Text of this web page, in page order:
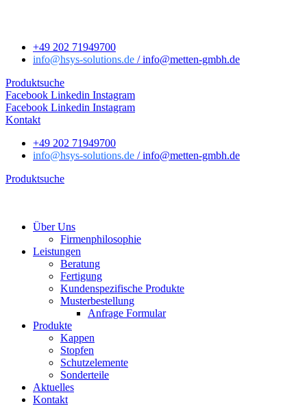
+49 202 71949700
info@hsys-solutions.de / info@metten-gmbh.de
Produktsuche
Facebook Linkedin Instagram
Facebook Linkedin Instagram
Kontakt
+49 202 71949700
info@hsys-solutions.de / info@metten-gmbh.de
Produktsuche
Über Uns
Firmenphilosophie
Leistungen
Beratung
Fertigung
Kundenspezifische Produkte
Musterbestellung
Anfrage Formular
Produkte
Kappen
Stopfen
Schutzelemente
Sonderteile
Aktuelles
Kontakt